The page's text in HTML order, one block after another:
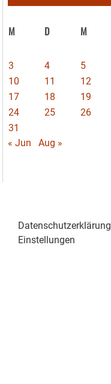
M D M
3
4 5
10
11 12
17
18 19
24
25 26
31
« Jun
Aug »
Datenschutzerklärung
Einstellungen